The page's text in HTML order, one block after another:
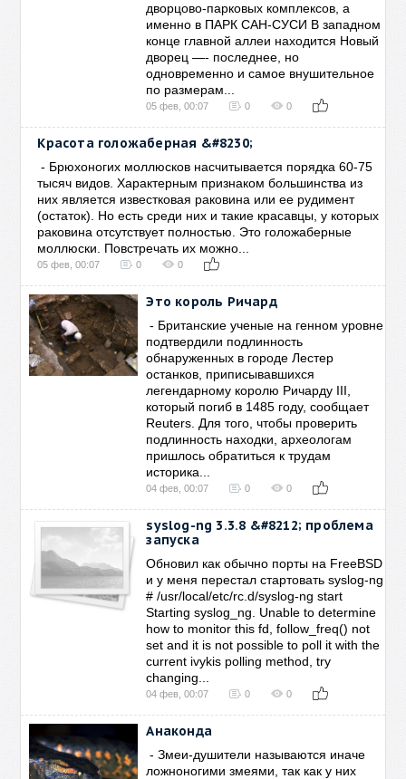
дворцово-парковых комплексов, а
именно в ПАРК САН-СУСИ В западном
конце главной аллеи находится Новый
дворец —- последнее, но
одновременно и самое внушительное
по размерам...
05 фев, 00:07 0 0
Красота голожаберная &#8230;
- Брюхоногих моллюсков насчитывается порядка 60-75
тысяч видов. Характерным признаком большинства из
них является известковая раковина или ее рудимент
(остаток). Но есть среди них и такие красавцы, у которых
раковина отсутствует полностью. Это голожаберные
моллюски. Повстречать их можно...
05 фев, 00:07 0 0
Это король Ричард
- Британские ученые на генном уровне
подтвердили подлинность
обнаруженных в городе Лестер
останков, приписывавшихся
легендарному королю Ричарду III,
который погиб в 1485 году, сообщает
Reuters. Для того, чтобы проверить
подлинность находки, археологам
пришлось обратиться к трудам
историка...
04 фев, 00:07 0 0
syslog-ng 3.3.8 &#8212; проблема
запуска
Обновил как обычно порты на FreeBSD
и у меня перестал стартовать syslog-ng
# /usr/local/etc/rc.d/syslog-ng start
Starting syslog_ng. Unable to determine
how to monitor this fd, follow_freq() not
set and it is not possible to poll it with the
current ivykis polling method, try
changing...
04 фев, 00:07 0 0
Анаконда
- Змеи-душители называются иначе
ложноногими змеями, так как у них